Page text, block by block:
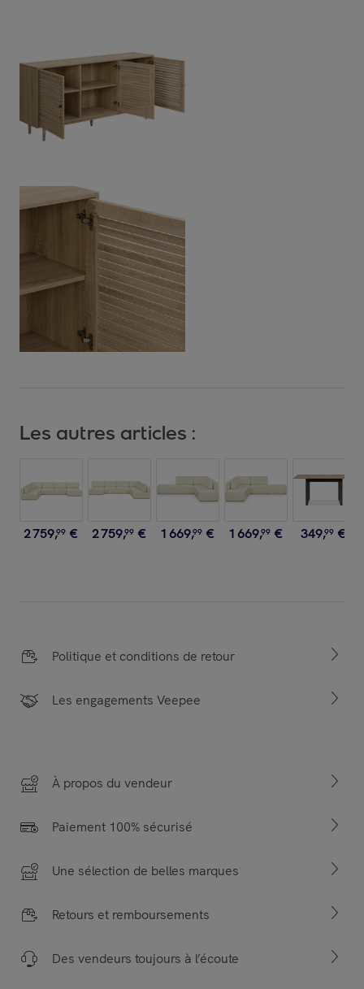
Les autres articles :
2759,99 € 2759,99 € 1669,99 € 1669,99 € 349,99 €
Politique et conditions de retour
Les engagements Veepee
À propos du vendeur
Paiement 100% sécurisé
Une sélection de belles marques
Retours et remboursements
Des vendeurs toujours à l’écoute